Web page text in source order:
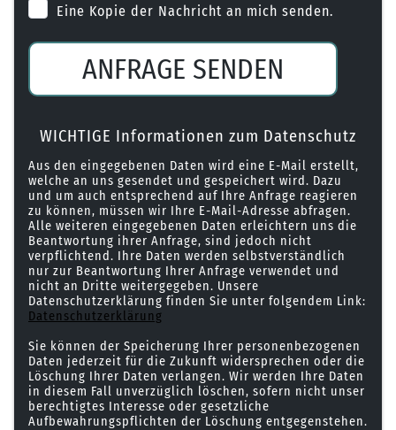
Eine Kopie der Nachricht an mich senden.
ANFRAGE SENDEN
WICHTIGE Informationen zum Datenschutz
Aus den eingegebenen Daten wird eine E-Mail erstellt,
welche an uns gesendet und gespeichert wird. Dazu
und um auch entsprechend auf Ihre Anfrage reagieren
zu können, müssen wir Ihre E-Mail-Adresse abfragen.
Alle weiteren eingegebenen Daten erleichtern uns die
Beantwortung ihrer Anfrage, sind jedoch nicht
verpflichtend. Ihre Daten werden selbstverständlich
nur zur Beantwortung Ihrer Anfrage verwendet und
nicht an Dritte weitergegeben. Unsere
Datenschutzerklärung finden Sie unter folgendem Link:
Datenschutzerklärung
Sie können der Speicherung Ihrer personenbezogenen
Daten jederzeit für die Zukunft widersprechen oder die
Löschung Ihrer Daten verlangen. Wir werden Ihre Daten
in diesem Fall unverzüglich löschen, sofern nicht unser
berechtigtes Interesse oder gesetzliche
Aufbewahrungspflichten der Löschung entgegenstehen.